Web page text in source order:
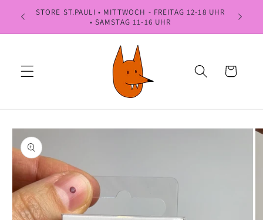
zumSTORE ST.PAULI • MITTWOCH - FREITAG 12-18 UHR
• SAMSTAG 11-16 UHR
Warenkorb